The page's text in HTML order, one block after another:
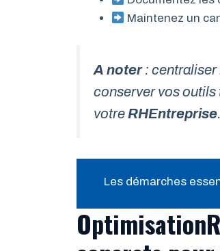
Maintenez un
A noter: centraliser
conserver vos outils
votreRHEntreprise.
Les démarches